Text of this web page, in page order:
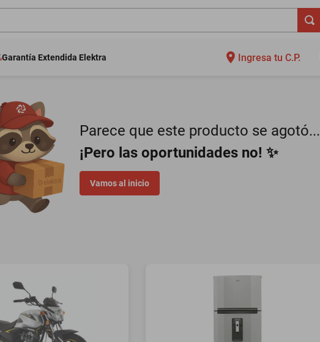
Garantía Extendida Elektra Ingresa tu C.P.
Parece que este producto se agotó...
¡Pero las oportunidades no! ✨
Vamos al inicio